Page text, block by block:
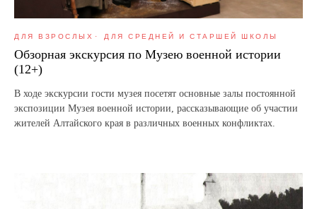
ДЛЯ ВЗРОСЛЫХ ДЛЯ СРЕДНЕЙ И СТАРШЕЙ ШКОЛЫ
Обзорная экскурсия по Музею военной истории
(12+)
В ходе экскурсии гости музея посетят основные залы постоянной
экспозиции Музея военной истории, рассказывающие об участии
жителей Алтайского края в различных военных конфликтах.